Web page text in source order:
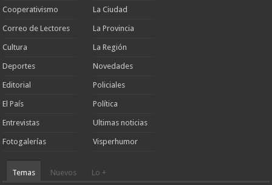
Cooperativismo
Correo de Lectores
Cultura
Deportes
Editorial
El País
Entrevistas
Fotogalerías
La Ciudad
La Provincia
La Región
Novedades
Policiales
Política
Ultimas noticias
Visperhumor
Temas Nuevos Lo +